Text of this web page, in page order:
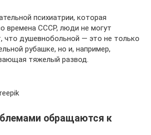
психиатрии, которая
времена СССР, люди не могут
что душевнобольной — это не только
рубашке, но и, например,
тяжелый развод.
обращаются к